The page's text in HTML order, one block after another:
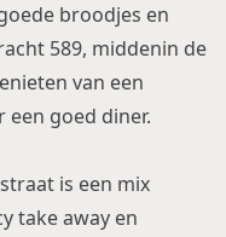
broodjes en
589, middenin de
van een
goed diner.
is een mix
take away en